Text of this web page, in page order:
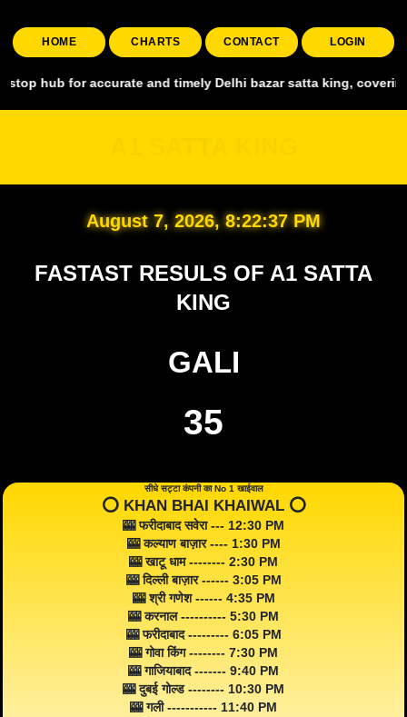
HOME CHARTS CONTACT LOGIN
accurate and timely Delhi bazar satta king, covering all
August 7, 2026, 8:22:38 PM
FASTAST RESULS OF A1 SATTA
KING
GALI
35
सीधे सट्टा कंपनी का No 1 खाईवाल
⭕️ KHAN BHAI KHAIWAL ⭕️
🎰 फरीदाबाद सवेरा --- 12:30 PM
🎰 कल्याण बाज़ार ---- 1:30 PM
🎰 खाटू धाम -------- 2:30 PM
🎰 दिल्ली बाज़ार ------ 3:05 PM
🎰 श्री गणेश ------ 4:35 PM
🎰 करनाल ---------- 5:30 PM
🎰 फरीदाबाद --------- 6:05 PM
🎰 गोवा किंग -------- 7:30 PM
🎰 गाजियाबाद ------- 9:40 PM
🎰 दुबई गोल्ड -------- 10:30 PM
🎰 गली ----------- 11:40 PM